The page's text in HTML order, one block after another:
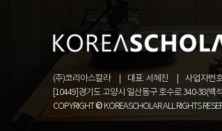
(주)코리아스칼라 대표: 서혜진 사업자번
[10449]경기도 고양시 일산동구 호수로 340-38(백
COPYRIGHT © KOREASCHOLAR ALL RIGHTS